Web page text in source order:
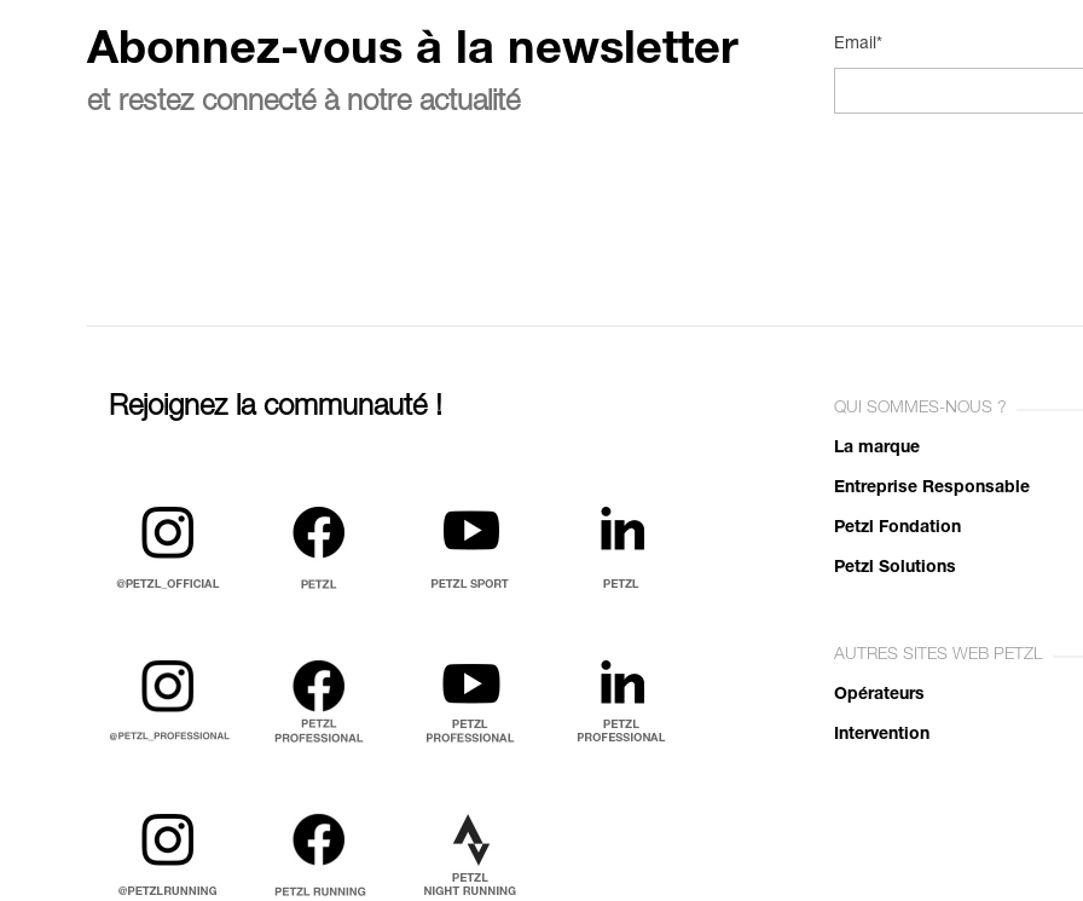
Abonnez-vous à la newsletter
et restez connecté à notre actualité
Email*
Rejoignez la communauté ! QUI SOMMES-NOUS ?
La marque
Entreprise Responsable
Petzl Fondation
Petzl Solutions
AUTRES SITES WEB PETZL
Opérateurs
Intervention